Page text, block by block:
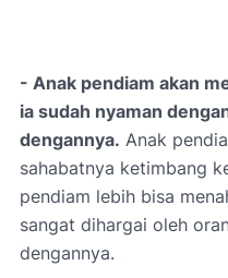
- Anak pendiam akan
ia sudah nyaman
dengannya. Anak
sahabatnya ketimbang
pendiam lebih bisa
sangat dihargai oleh
dengannya.